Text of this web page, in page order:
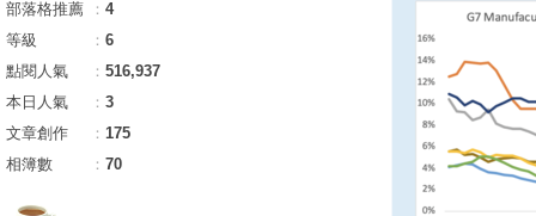
部落格推薦 ： 4
等級
： 6
點閱人氣
： 516,937
本日人氣
： 3
文章創作
： 175
相簿數
： 70